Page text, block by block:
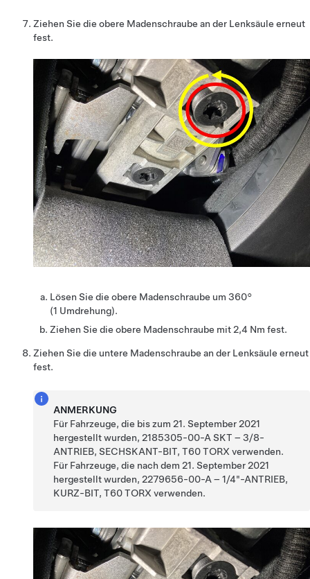
Ziehen Sie die obere Madenschraube an der Lenksäule erneut
fest.
Lösen Sie die obere Madenschraube um 360°
(1 Umdrehung).
Ziehen Sie die obere Madenschraube mit 2,4 Nm fest.
Ziehen Sie die untere Madenschraube an der Lenksäule erneut
fest.
ANMERKUNG
Für Fahrzeuge, die bis zum 21. September 2021
hergestellt wurden, 2185305-00-A SKT – 3/8-
ANTRIEB, SECHSKANT-BIT, T60 TORX verwenden.
Für Fahrzeuge, die nach dem 21. September 2021
hergestellt wurden, 2279656-00-A – 1/4"-ANTRIEB,
KURZ-BIT, T60 TORX verwenden.